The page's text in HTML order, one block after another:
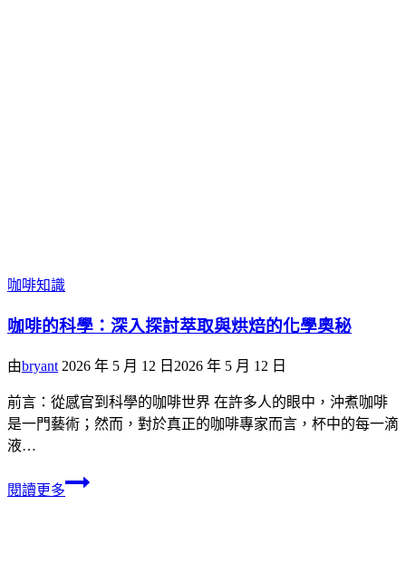
咖啡知識
咖啡的科學：深入探討萃取與烘焙的化學奧秘
由bryant 2026 年 5 月 12 日 2026 年 5 月 12 日
前言：從感官到科學的咖啡世界 在許多人的眼中，沖煮咖啡
是一門藝術；然而，對於真正的咖啡專家而言，杯中的每一滴
液…
閱讀更多